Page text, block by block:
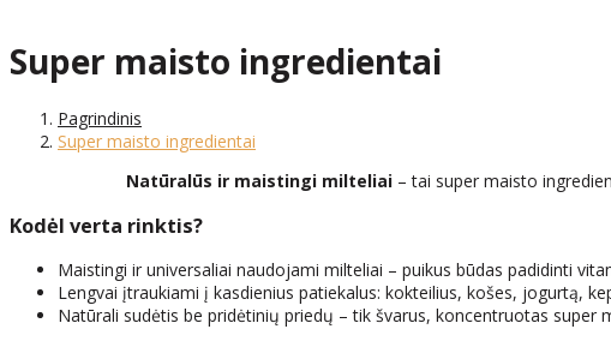
Super maisto ingredientai
Pagrindinis
Super maisto ingredientai
Natūralūs ir maistingi milteliai– tai super maisto
Kodėl verta rinktis?
Maistingi ir universaliai naudojami milteliai – puikus būdas padidinti
Lengvai įtraukiami į kasdienius patiekalus: kokteilius, košes, jogurtą,
Natūrali sudėtis be pridėtinių priedų – tik švarus, koncentruotas super